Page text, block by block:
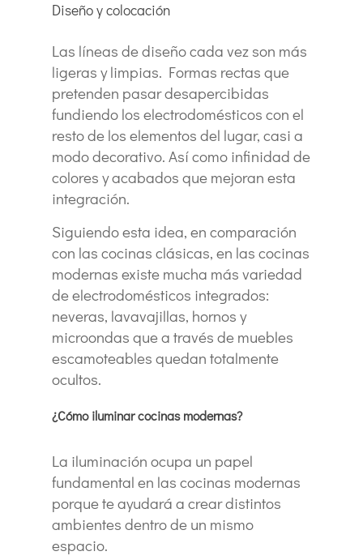
Diseño y colocación
Las líneas de diseño cada vez son más
ligeras y limpias. Formas rectas que
pretenden pasar desapercibidas
fundiendo los electrodomésticos con el
resto de los elementos del lugar, casi a
modo decorativo. Así como infinidad de
colores y acabados que mejoran esta
integración.
Siguiendo esta idea, en comparación
con las cocinas clásicas, en las cocinas
modernas existe mucha más variedad
de electrodomésticos integrados:
neveras, lavavajillas, hornos y
microondas que a través de muebles
escamoteables quedan totalmente
ocultos.
¿Cómo iluminar cocinas modernas?
La iluminación ocupa un papel
fundamental en las cocinas modernas
porque te ayudará a crear distintos
ambientes dentro de un mismo
espacio.